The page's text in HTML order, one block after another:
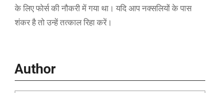
के लिए फोर्स की नौकरी में गया था। यदि आप नक्सलियों के पास
शंकर है तो उन्हें तत्काल रिहा करें।
Author